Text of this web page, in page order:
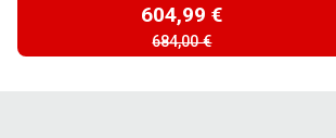
604,99 €
684,00 €